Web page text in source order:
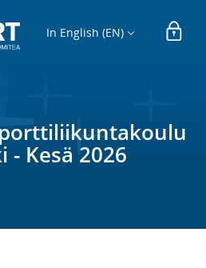
In English (EN)
- Kesä 2026